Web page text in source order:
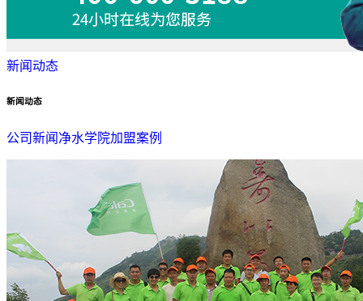
新闻动态
新闻动态
公司新闻 净水学院加盟案例